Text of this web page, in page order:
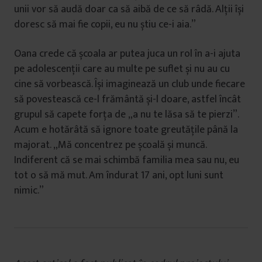
unii vor să audă doar ca să aibă de ce să râdă. Alții își
doresc să mai fie copii, eu nu știu ce-i aia.”
Oana crede că școala ar putea juca un rol în a-i ajuta
pe adolescenții care au multe pe suflet și nu au cu
cine să vorbească. Își imaginează un club unde fiecare
să povestească ce-l frământă și-l doare, astfel încât
grupul să capete forța de „a nu te lăsa să te pierzi”.
Acum e hotărâtă să ignore toate greutățile până la
majorat. „Mă concentrez pe școală și muncă.
Indiferent că se mai schimbă familia mea sau nu, eu
tot o să mă mut. Am îndurat 17 ani, opt luni sunt
nimic.”